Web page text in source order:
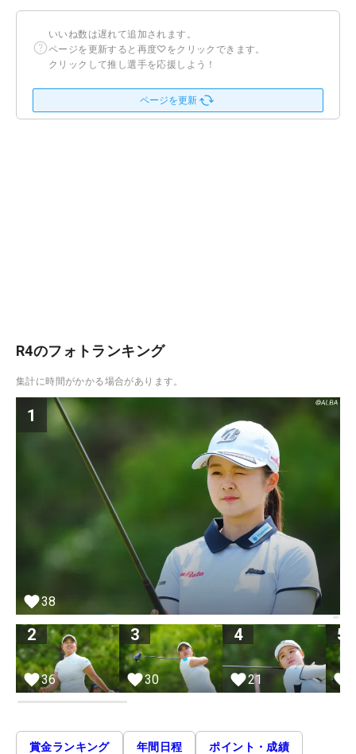
いいね数は遅れて追加されます。
ページを更新すると再度♡をクリックできます。
クリックして推し選手を応援しよう！
ページを更新
R4のフォトランキング
集計に時間がかかる場合があります。
1
38
2
36
3
30
4
21
5
賞金ランキング 年間日程 ポイント・成績